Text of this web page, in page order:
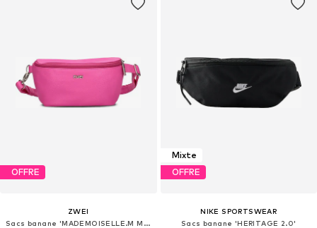
OFFRE
ZWEI
Sacs banane 'MADEMOISELLE.M MH4'
Mixte
OFFRE
NIKE SPORTSWEAR
Sacs banane 'HERITAGE 2.0'